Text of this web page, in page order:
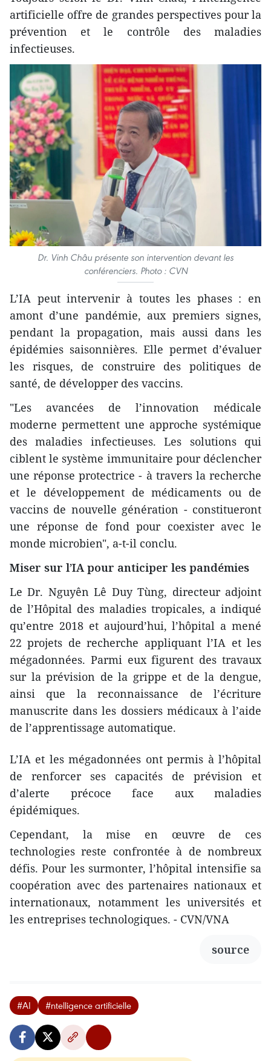
artificielle offre de grandes perspectives pour la
prévention et le contrôle des maladies
infectieuses.
Dr. Vinh Châu présente son intervention devant les
conférenciers. Photo : CVN
L’IA peut intervenir à toutes les phases : en
amont d’une pandémie, aux premiers signes,
pendant la propagation, mais aussi dans les
épidémies saisonnières. Elle permet d’évaluer
les risques, de construire des politiques de
santé, de développer des vaccins.
"Les avancées de l’innovation médicale
moderne permettent une approche systémique
des maladies infectieuses. Les solutions qui
ciblent le système immunitaire pour déclencher
une réponse protectrice - à travers la recherche
et le développement de médicaments ou de
vaccins de nouvelle génération - constitueront
une réponse de fond pour coexister avec le
monde microbien", a-t-il conclu.
Miser sur l’IA pour anticiper les pandémies
Le Dr. Nguyên Lê Duy Tùng, directeur adjoint
de l’Hôpital des maladies tropicales, a indiqué
qu’entre 2018 et aujourd’hui, l’hôpital a mené
22 projets de recherche appliquant l’IA et les
mégadonnées. Parmi eux figurent des travaux
sur la prévision de la grippe et de la dengue,
ainsi que la reconnaissance de l’écriture
manuscrite dans les dossiers médicaux à l’aide
de l’apprentissage automatique.
L’IA et les mégadonnées ont permis à l’hôpital
de renforcer ses capacités de prévision et
d’alerte précoce face aux maladies
épidémiques.
Cependant, la mise en œuvre de ces
technologies reste confrontée à de nombreux
défis. Pour les surmonter, l’hôpital intensifie sa
coopération avec des partenaires nationaux et
internationaux, notamment les universités et
les entreprises technologiques. - CVN/VNA
source
#AI #ntelligence artificielle